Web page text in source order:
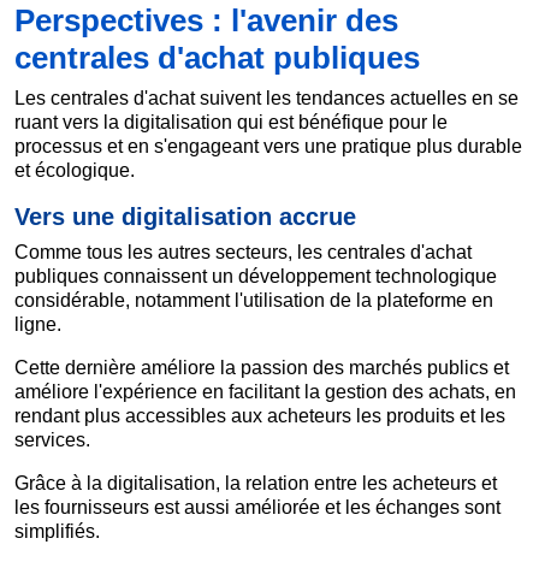
Perspectives : l'avenir des
centrales d'achat publiques
Les centrales d'achat suivent les tendances actuelles en se
ruant vers la digitalisation qui est bénéfique pour le
processus et en s'engageant vers une pratique plus durable
et écologique.
Vers une digitalisation accrue
Comme tous les autres secteurs, les centrales d'achat
publiques connaissent un développement technologique
considérable, notamment l'utilisation de la plateforme en
ligne.
Cette dernière améliore la passion des marchés publics et
améliore l'expérience en facilitant la gestion des achats, en
rendant plus accessibles aux acheteurs les produits et les
services.
Grâce à la digitalisation, la relation entre les acheteurs et
les fournisseurs est aussi améliorée et les échanges sont
simplifiés.